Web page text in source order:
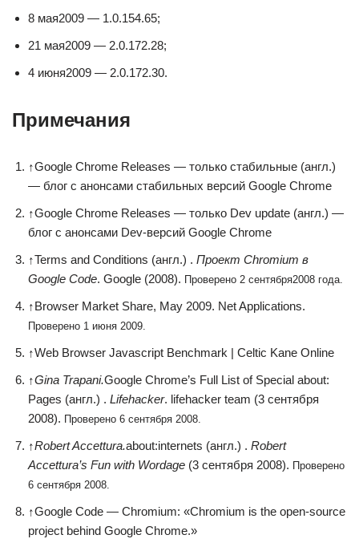
8 мая2009 — 1.0.154.65;
21 мая2009 — 2.0.172.28;
4 июня2009 — 2.0.172.30.
Примечания
↑Google Chrome Releases — только стабильные (англ.)
— блог с анонсами стабильных версий Google Chrome
↑Google Chrome Releases — только Dev update (англ.) —
блог с анонсами Dev-версий Google Chrome
↑Terms and Conditions (англ.) . Проект Chromium в
Google Code. Google (2008). Проверено 2 сентября2008 года.
↑Browser Market Share, May 2009. Net Applications.
Проверено 1 июня 2009.
↑Web Browser Javascript Benchmark | Celtic Kane Online
↑Gina Trapani.Google Chrome’s Full List of Special about:
Pages (англ.) . Lifehacker. lifehacker team (3 сентября
2008).
Проверено 6 сентября 2008.
↑Robert Accettura.about:internets (англ.) . Robert
Accettura’s Fun with Wordage (3 сентября 2008).
Проверено
6 сентября 2008.
↑Google Code — Chromium: «Chromium is the open-source
project behind Google Chrome.»